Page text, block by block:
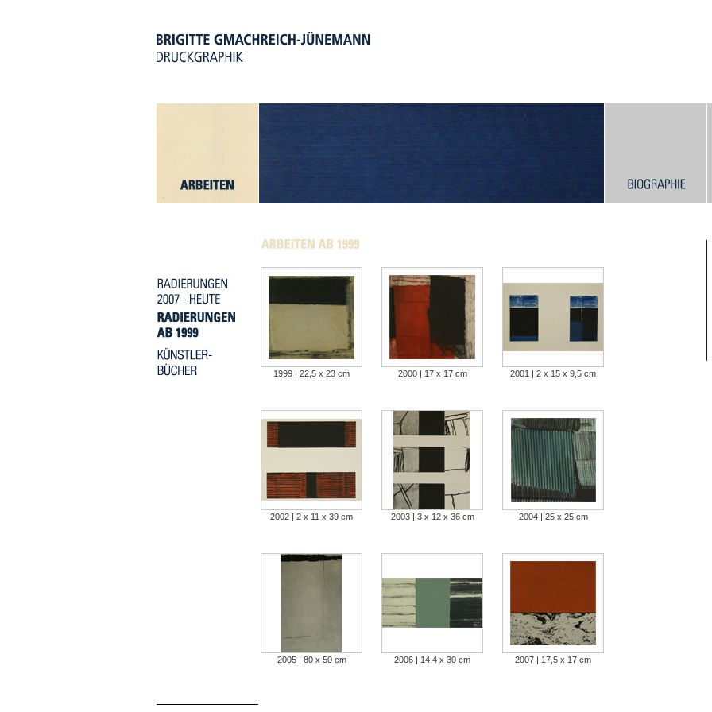
1999 | 22,5 x 23 cm 2000 | 17 x 17 cm 2001 | 2 x 15 x 9,5 cm
2002 | 2 x 11 x 39 cm 2003 | 3 x 12 x 36 cm 2004 | 25 x 25 cm
2005 | 80 x 50 cm 2006 | 14,4 x 30 cm 2007 | 17,5 x 17 cm